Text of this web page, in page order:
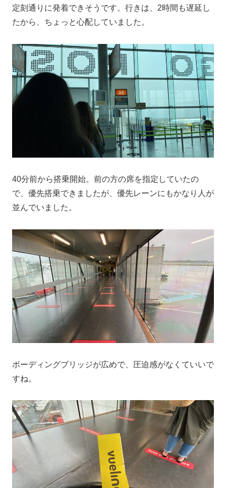
定刻通りに発着できそうです。行きは、2時間も遅延し
たから、ちょっと心配していました。
40分前から搭乗開始。前の方の席を指定していたの
で、優先搭乗できましたが、優先レーンにもかなり人が
並んでいました。
ボーディングブリッジが広めで、圧迫感がなくていいで
すね。